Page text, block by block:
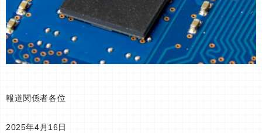
報道関係者各位
2025年4月16日